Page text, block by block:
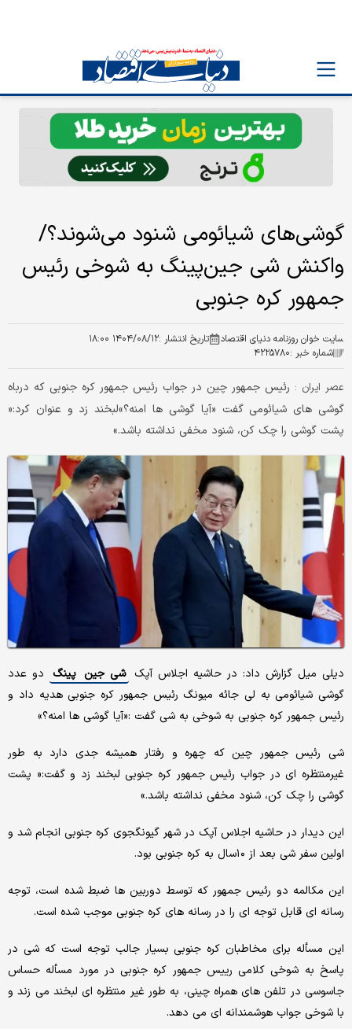
گوشی‌های شیائومی شنود می‌شوند؟/
واکنش شی جین‌پینگ به شوخی رئیس
جمهور کره جنوبی
سایت خوان روزنامه دنیای اقتصاد تاریخ انتشار :۱۴۰۴/۰۸/۱۲ ۱۸:۰۰
شماره خبر :۴۲۲۵۷۸۰
عصر ایران : رئیس جمهور چین در جواب رئیس جمهور کره جنوبی که درباه
گوشی های شیائومی گفت «آیا گوشی ها امنه؟»لبخند زد و عنوان کرد:«
پشت گوشی را چک کن، شنود مخفی نداشته باشد.»
دیلی میل گزارش داد: در حاشیه اجلاس آپک شی جین پینگ
دو عدد
گوشی شیائومی به لی جائه میونگ رئیس جمهور کره جنوبی هدیه داد و
رئیس جمهور کره جنوبی به شوخی به شی گفت :«آیا گوشی ها امنه؟»
شی رئیس جمهور چین که چهره و رفتار همیشه جدی دارد به طور
غیرمنتظره ای در جواب رئیس جمهور کره جنوبی لبخند زد و گفت:« پشت
گوشی را چک کن، شنود مخفی نداشته باشد.»
این دیدار در حاشیه اجلاس آپک در شهر گیونگجوی کره جنوبی انجام شد و
اولین سفر شی بعد از ۱۰سال به کره جنوبی بود.
این مکالمه دو رئیس جمهور که توسط دوربین ها ضبط شده است، توجه
رسانه ای قابل توجه ای را در رسانه های کره جنوبی موجب شده است.
این مسأله برای مخاطبان کره جنوبی بسیار جالب توجه است که شی در
پاسخ به شوخی کلامی رییس جمهور کره جنوبی در مورد مسأله حساس
جاسوسی در تلفن های همراه چینی، به طور غیر منتظره ای لبخند می زند و
با شوخی جواب هوشمندانه ای می دهد.